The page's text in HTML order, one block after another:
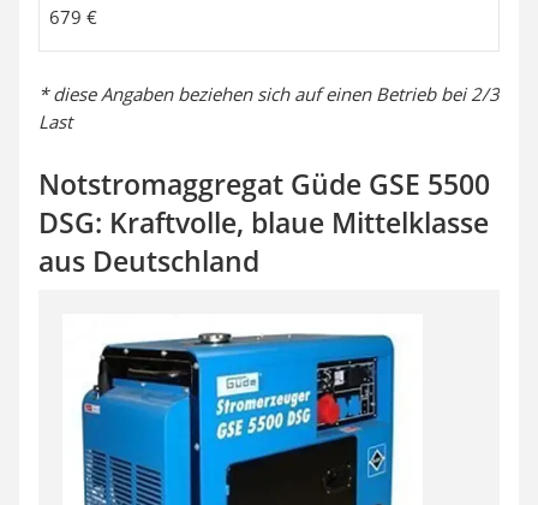
679 €
* diese Angaben beziehen sich auf einen Betrieb bei 2/3
Last
Notstromaggregat Güde GSE 5500
DSG: Kraftvolle, blaue Mittelklasse
aus Deutschland